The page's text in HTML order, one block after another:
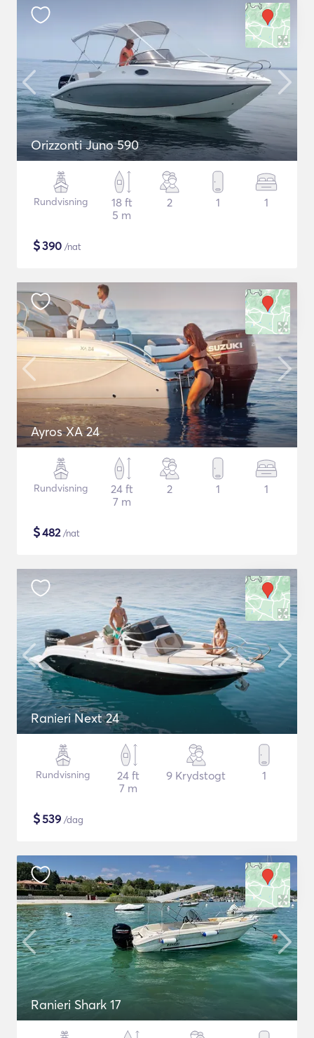
Orizzonti Juno 590
Rundvisning
18 ft
5 m
2 1 1
$390 /nat
Ayros XA 24
Rundvisning
24 ft
7 m
2 1 1
$482/nat
Ranieri Next 24
Rundvisning
24 ft
7 m
9 Krydstogt 1
$539 /dag
Ranieri Shark 17